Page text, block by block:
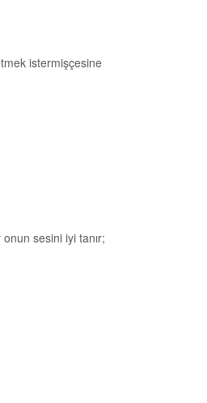
istermişçesine
sesini iyi tanır;